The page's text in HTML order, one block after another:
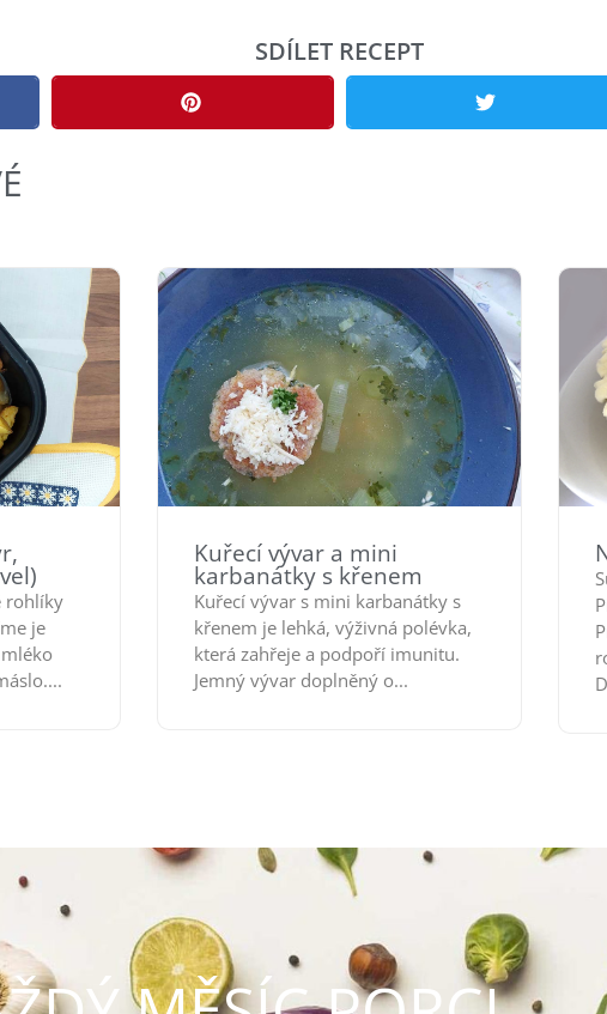
SDÍLET RECEPT
rohlíky
je
Kuřecí vývar a mini
karbanátky s křenem
Kuřecí vývar s mini karbanátky s
křenem je lehká, výživná polévka,
která zahřeje a podpoří imunitu.
Jemný vývar doplněný o...